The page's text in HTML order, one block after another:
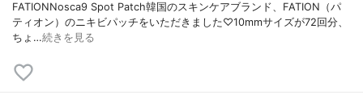
FATIONNosca9 Spot Patch韓国のスキンケアブランド、FATION（パ
ティオン）のニキビパッチをいただきました♡10mmサイズが72回分、
ちょ…続きを見る